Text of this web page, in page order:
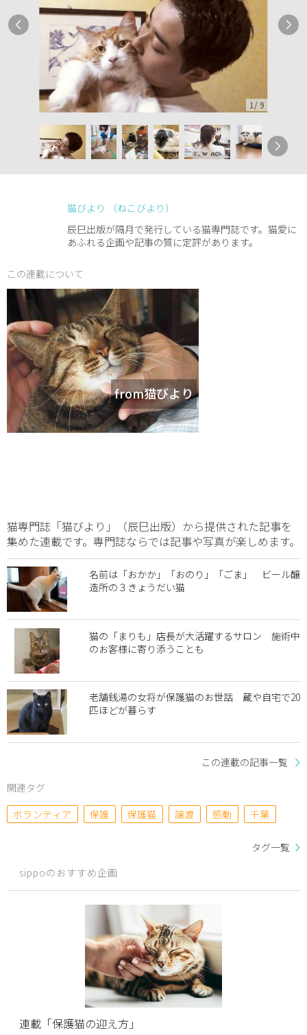
1 / 9
猫びより （ねこびより）
辰巳出版が隔月で発行している猫専門誌です。猫愛に
あふれる企画や記事の質に定評があります。
この連載について
from猫びより
猫専門誌「猫びより」（辰巳出版）から提供された記事を
集めた連載です。専門誌ならでは記事や写真が楽しめます。
名前は「おかか」「おのり」「ごま」 ビール醸
造所の３きょうだい猫
猫の「まりも」店長が大活躍するサロン 施術中
のお客様に寄り添うことも
老舗銭湯の女将が保護猫のお世話 蔵や自宅で20
匹ほどが暮らす
この連載の記事一覧
関連タグ
ボランティア
保護 保護猫 譲渡 感動 千葉
タグ一覧
sippoのおすすめ企画
連載「保護猫の迎え方」